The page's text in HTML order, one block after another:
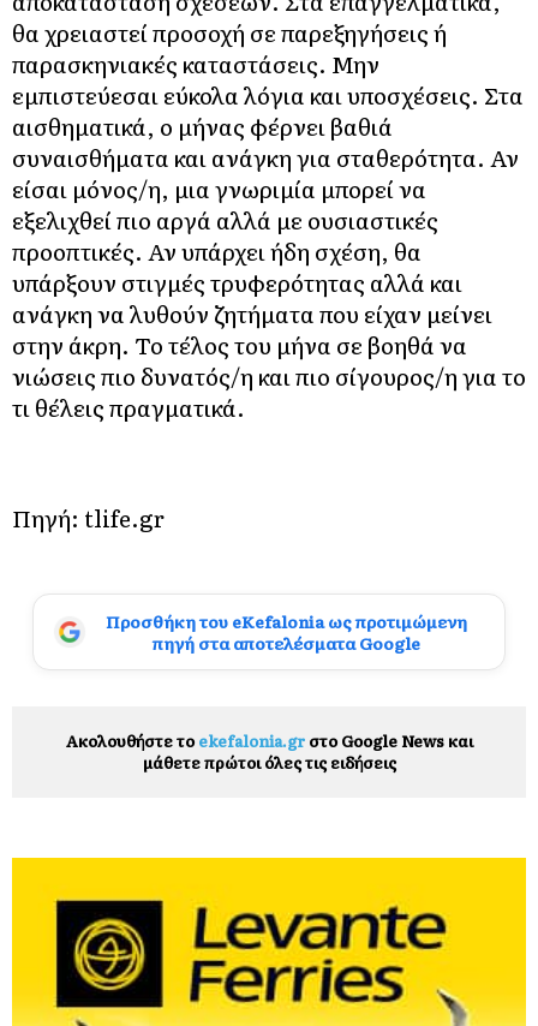
θα χρειαστεί προσοχή σε παρεξηγήσεις ή
παρασκηνιακές καταστάσεις. Μην
εμπιστεύεσαι εύκολα λόγια και υποσχέσεις. Στα
αισθηματικά, ο μήνας φέρνει βαθιά
συναισθήματα και ανάγκη για σταθερότητα. Αν
είσαι μόνος/η, μια γνωριμία μπορεί να
εξελιχθεί πιο αργά αλλά με ουσιαστικές
προοπτικές. Αν υπάρχει ήδη σχέση, θα
υπάρξουν στιγμές τρυφερότητας αλλά και
ανάγκη να λυθούν ζητήματα που είχαν μείνει
στην άκρη. Το τέλος του μήνα σε βοηθά να
νιώσεις πιο δυνατός/η και πιο σίγουρος/η για το
τι θέλεις πραγματικά.
Πηγή: tlife.gr
Προσθήκη του eKefalonia ως προτιμώμενη
πηγή στα αποτελέσματα Google
Ακολουθήστε το ekefalonia.grστο Google News και
μάθετε πρώτοι όλες τις ειδήσεις